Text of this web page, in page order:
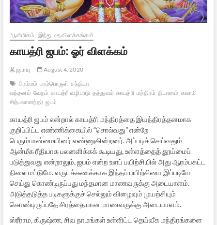
ஆன்மிகம் இந்து மத விளக்கங்கள்
காயத்ரி ஜபம்: ஓர் விளக்கம்
ஜடாயு
August 4, 2020
பிரம்மம் பரம்பொருள் சந்தியா
வந்தனம் வேதம் காயத்ரீ வழிபாடு தத்துவம் காயத்ரி மந்திரம் தியானம் சுவாமி
சித்பவானந்தர் ஜபம்
காயத்ரி ஜபம் என்றால் காயத்ரி மந்திரத்தை இயந்திரத்தனமாக
குறிப்பிட்ட எண்ணிக்கையில் “சொல்வது” என்றே
பெரும்பான்மையினர் எண்ணுகின்றனர். அப்படிச் செய்வதும்
ஆன்மீக ரீதியாக பலனளிக்கக் கூடியது, உள்ளத்தைத் தூய்மைப்
படுத்துவது என்றாலும், ஜபம் என்ற உளப் பயிற்சியில் அது ஆரம்பகட்ட
நிலை மட்டுமே. வருடக்கணக்காக இந்தப் பயிற்சியை இப்படியே
செய்து கொண்டிருப்பது மந்தமான மாணவருக்கு அடையாளம்.
அடுத்தடுத்த படிகளுக்குச் செல்லும் விழைவும் முயற்சியும்
கொண்டிருப்பதே சிரத்தையான மாணவருக்கு அடையாளம்.
ஸ்ரீராம, கிருஷ்ண, சிவ நாமங்கள் உள்ளிட்ட தெய்வீக மந்திரங்களை